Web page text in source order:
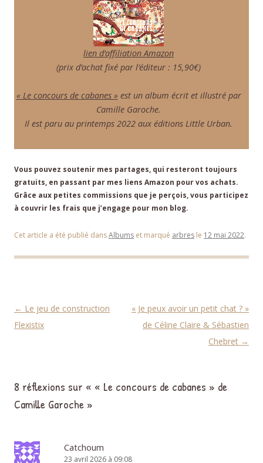
lien d’affiliation Amazon
(prix d’achat fixé par l’éditeur : 15,90€)
« Le concours de cabanes » est un album écrit et illustré par
Camille Garoche.
Il est paru au printemps 2022 aux éditions Little Urban.
Vous pouvez soutenir mes partages, qui resteront toujours
gratuits, en passant par mes liens Amazon pour vos achats.
Grâce aux petites commissions que je perçois, vous participez
à couvrir les frais que j’engage pour mon blog.
Cet article a été publié dansAlbums et marqué arbres le 12 mai 2022.
Navigation des articles
← Le jeu de construction
Flexistix
« Je peux avoir un petit chat ? »
de Céline Claire & Sébastien
Chebret →
8 réflexions sur « « Le concours de cabanes » de
Camille Garoche »
Catchoum
23 avril 2026 à 09:08